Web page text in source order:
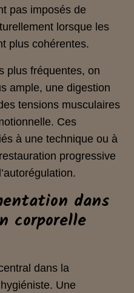
pas imposés de
lorsque les
plus cohérentes.
plus fréquentes, on
ample, une digestion
tensions musculaires
Ces
à une technique ou à
progressive
dans
corporelle
dans la
Une